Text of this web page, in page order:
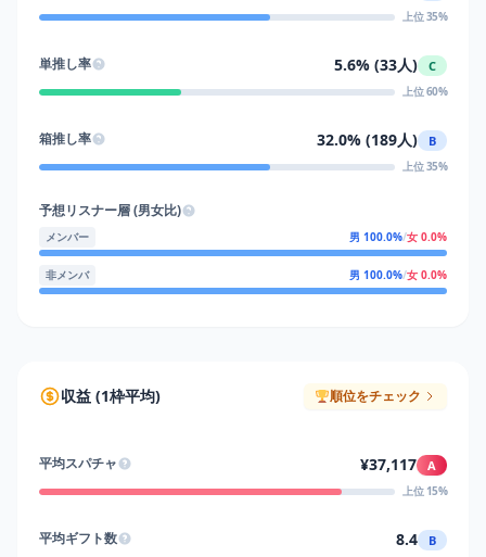
上位 35%
単推し率 5.6% (33人) C
上位 60%
箱推し率 32.0% (189人) B
上位 35%
予想リスナー層 (男女比)
メンバー 男 100.0%/女 0.0%
非メンバ 男 100.0%/女 0.0%
収益 (1枠平均) 順位をチェック
平均スパチャ ¥37,117 A
上位 15%
平均ギフト数 8.4 B